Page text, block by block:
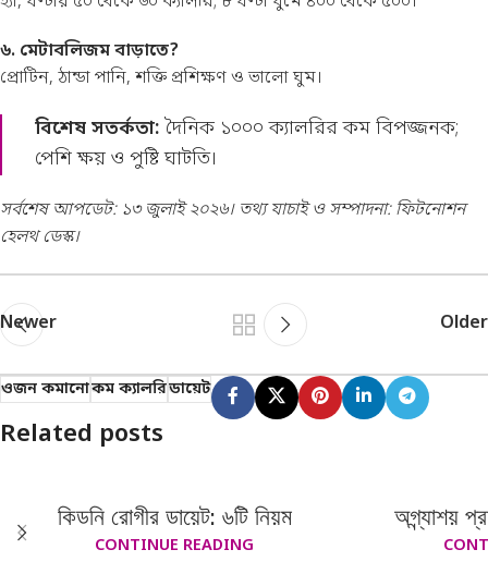
৬. মেটাবলিজম বাড়াতে?
প্রোটিন, ঠান্ডা পানি, শক্তি প্রশিক্ষণ ও ভালো ঘুম।
বিশেষ সতর্কতা: দৈনিক ১০০০ ক্যালরির কম বিপজ্জনক;
পেশি ক্ষয় ও পুষ্টি ঘাটতি।
সর্বশেষ আপডেট: ১৩ জুলাই ২০২৬। তথ্য যাচাই ও সম্পাদনা: ফিটনোশন
হেলথ ডেস্ক।
Newer Older
ওজন কমানোকম ক্যালরিডায়েট
Related posts
কিডনি রোগীর ডায়েট: ৬টি নিয়ম
CONTINUE READING
অগ্ন্যাশয়